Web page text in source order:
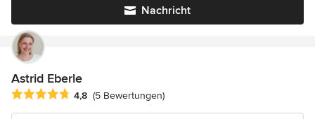
Nachricht
Astrid Eberle
Durchschnittliche Bewertung: 4.8 von 5 Sternen
4,8 (5 Bewertungen)